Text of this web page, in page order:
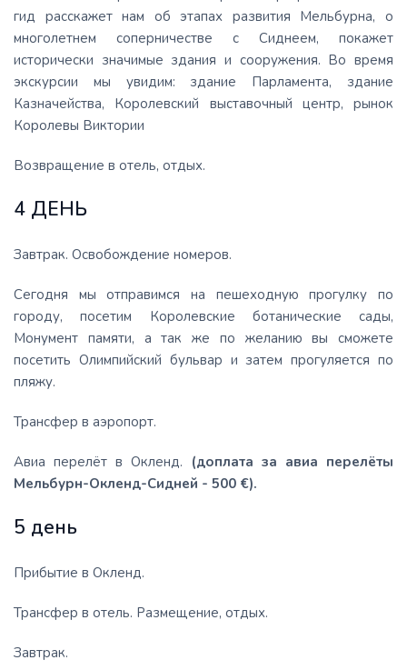
гид расскажет нам об этапах развития Мельбурна, о
многолетнем соперничестве с Сиднеем, покажет
исторически значимые здания и сооружения. Во время
экскурсии мы увидим: здание Парламента, здание
Казначейства, Королевский выставочный центр, рынок
Королевы Виктории
Возвращение в отель, отдых.
4 ДЕНЬ
Завтрак. Освобождение номеров.
Сегодня мы отправимся на пешеходную прогулку по
городу, посетим Королевские ботанические сады,
Монумент памяти, а так же по желанию вы сможете
посетить Олимпийский бульвар и затем прогуляется по
пляжу.
Трансфер в аэропорт.
Авиа перелёт в Окленд. (доплата за авиа перелёты
Мельбурн-Окленд-Сидней - 500 €).
5 день
Прибытие в Окленд.
Трансфер в отель. Размещение, отдых.
Завтрак.